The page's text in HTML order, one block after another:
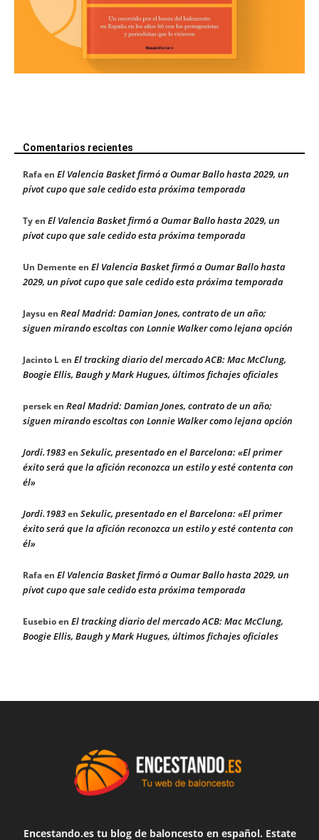
Comentarios recientes
Rafaen El Valencia Basket firmó a Oumar Ballo hasta 2029, un
pívot cupo que sale cedido esta próxima temporada
Tyen El Valencia Basket firmó a Oumar Ballo hasta 2029, un
pívot cupo que sale cedido esta próxima temporada
Un Dementeen El Valencia Basket firmó a Oumar Ballo hasta
2029, un pívot cupo que sale cedido esta próxima temporada
Jaysu en Real Madrid: Damian Jones, contrato de un año;
siguen mirando escoltas con Lonnie Walker como lejana opción
Jacinto Len El tracking diario del mercado ACB: Mac McClung,
Boogie Ellis, Baugh y Mark Hugues, últimos fichajes oficiales
perseken Real Madrid: Damian Jones, contrato de un año;
siguen mirando escoltas con Lonnie Walker como lejana opción
Jordi.1983en Sekulic, presentado en el Barcelona: «El primer
éxito será que la afición reconozca un estilo y esté contenta con
él»
Jordi.1983en Sekulic, presentado en el Barcelona: «El primer
éxito será que la afición reconozca un estilo y esté contenta con
él»
Rafaen El Valencia Basket firmó a Oumar Ballo hasta 2029, un
pívot cupo que sale cedido esta próxima temporada
Eusebioen El tracking diario del mercado ACB: Mac McClung,
Boogie Ellis, Baugh y Mark Hugues, últimos fichajes oficiales
Encestando.es tu blog de baloncesto en español. Estate